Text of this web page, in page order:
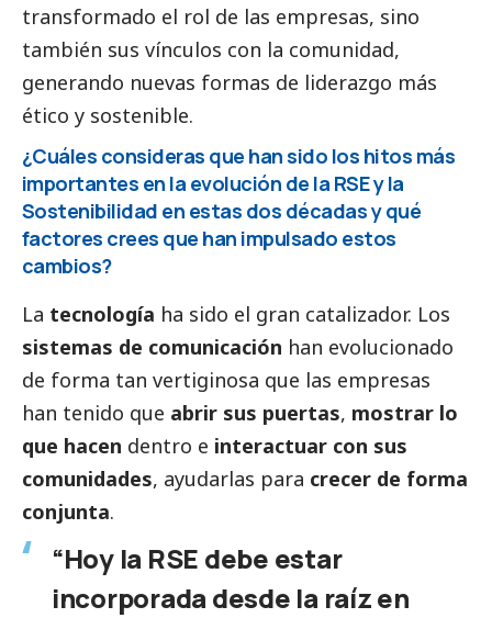
transformado el rol de las empresas, sino
también sus vínculos con la comunidad,
generando nuevas formas de liderazgo más
ético y sostenible.
¿Cuáles consideras que han sido los hitos más
importantes en la evolución de la RSE y la
Sostenibilidad en estas dos décadas y qué
factores crees que han impulsado estos
cambios?
La tecnología ha sido el gran catalizador. Los
sistemas de comunicación han evolucionado
de forma tan vertiginosa que las empresas
han tenido que abrir sus puertas, mostrar lo
que hacen dentro e interactuar con sus
comunidades, ayudarlas para crecer de forma
conjunta.
“Hoy la RSE debe estar
incorporada desde la raíz en